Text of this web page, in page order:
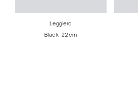
Leggiero
Black 22cm